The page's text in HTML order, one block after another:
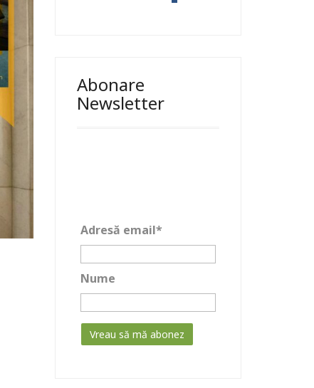
Abonare
Newsletter
Adresă email*
Nume